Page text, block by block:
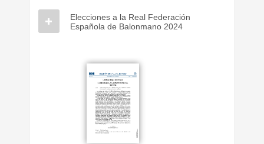
Elecciones a la Real Federación
Española de Balonmano 2024